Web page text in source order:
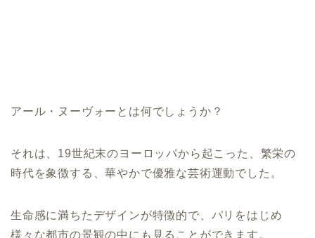
アール・ヌーヴォーとは何でしょうか？
それは、19世紀末のヨーロッパから起こった、繁栄の
時代を象徴する、華やかで優雅な芸術運動でした。
生命感に満ちたデザインが特徴的で、パリをはじめ
様々な都市の景観の中にも見ることができます。